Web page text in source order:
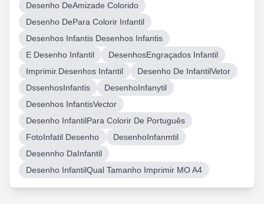
Desenho DeAmizade Colorido
Desenho DePara Colorir Infantil
Desenhos Infantis Desenhos Infantis
E Desenho Infantil
DesenhosEngraçados Infantil
Imprimir.Desenhos Infantil
Desenho De InfantilVetor
DssenhosInfantis
DesenhoInfanytil
Desenhos InfantisVector
Desenho InfantilPara Colorir De Português
FotoInfatil Desenho
DesenhoInfanmtil
Desennho DaInfantil
Desenho InfantilQual Tamanho Imprimir MO A4